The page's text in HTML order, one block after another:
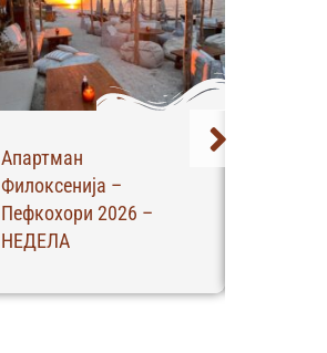
Апартман
Филоксенија –
Пефкохори 2026 –
НЕДЕЛА